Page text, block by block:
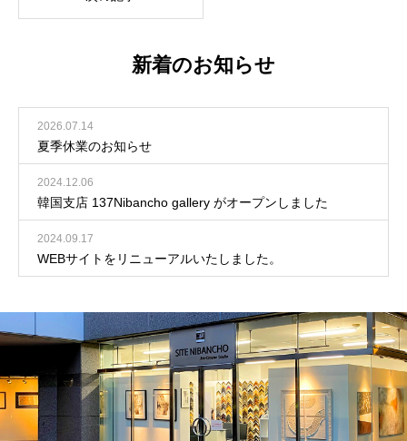
新着のお知らせ
2026.07.14
夏季休業のお知らせ
2024.12.06
韓国支店 137Nibancho gallery がオープンしました
2024.09.17
WEBサイトをリニューアルいたしました。